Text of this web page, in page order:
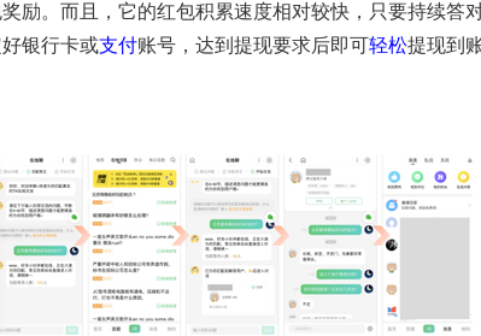
励。而且，它的红包积累速度相对较快，只要持续答
银行卡或支付账号，达到提现要求后即可轻松提现到